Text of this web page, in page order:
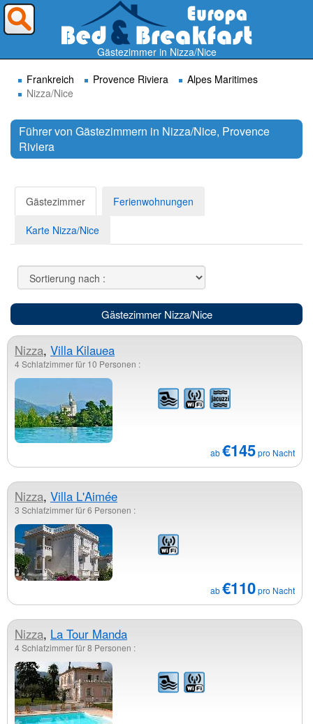
Gästezimmer in Nizza/Nice
Frankreich
Provence Riviera
Alpes Maritimes
Nizza/Nice
Führer von Gästezimmern in Nizza/Nice, Provence
Riviera
Gästezimmer Ferienwohnungen
Karte Nizza/Nice
Gästezimmer Nizza/Nice
Nizza, Villa Kilauea
4 Schlafzimmer für 10 Personen :
ab€145pro Nacht
Nizza, Villa L'Aimée
3 Schlafzimmer für 6 Personen :
ab€110pro Nacht
Nizza, La Tour Manda
4 Schlafzimmer für 8 Personen :
Wohin möchten Sie reisen ?
Suchen